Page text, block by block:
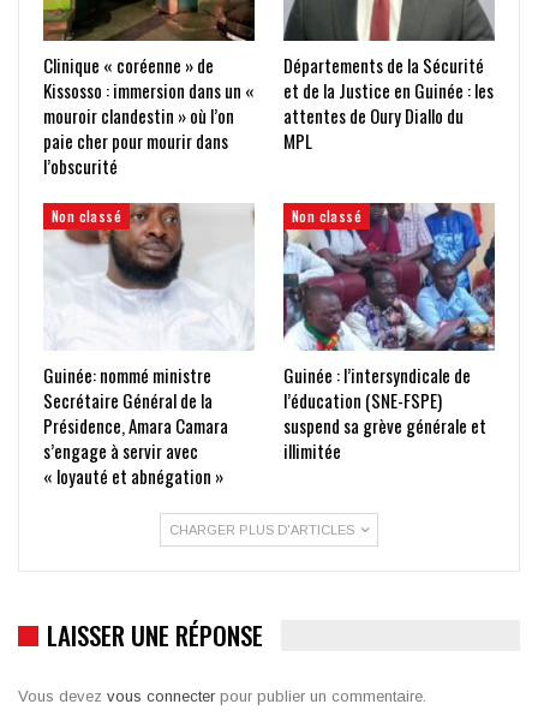
Clinique « coréenne » de
Kissosso : immersion dans un «
mouroir clandestin » où l’on
paie cher pour mourir dans
l’obscurité
Départements de la Sécurité
et de la Justice en Guinée : les
attentes de Oury Diallo du
MPL
Non classé
Guinée: nommé ministre
Secrétaire Général de la
Présidence, Amara Camara
s’engage à servir avec
« loyauté et abnégation »
Non classé
Guinée : l’intersyndicale de
l’éducation (SNE-FSPE)
suspend sa grève générale et
illimitée
CHARGER PLUS D'ARTICLES
LAISSER UNE RÉPONSE
Vous devez vous connecter pour publier un commentaire.